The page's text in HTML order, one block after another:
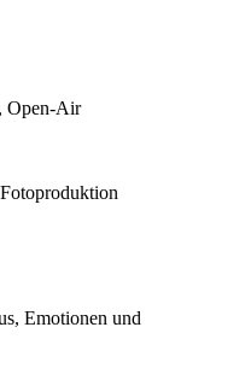
Open-Air
Emotionen und